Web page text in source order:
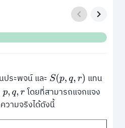
ประพจน์ และ S(p,q,r)
แทน
p,q,r
โดยที่สามารถแจกแจง
วามจริงได้ดังนี้